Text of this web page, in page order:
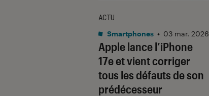
Apple lance l’iPhone
17e et vient corriger
tous les défauts de son
prédécesseur
ACTU
Smartphones • 03 mar. 2026